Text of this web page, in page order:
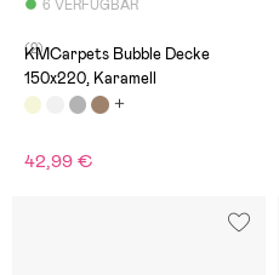
6 VERFÜGBAR
(2)
KMCarpets Bubble Decke
150x220, Karamell
42,99 €